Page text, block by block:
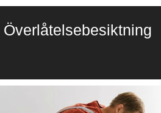
Överlåtelsebesiktning